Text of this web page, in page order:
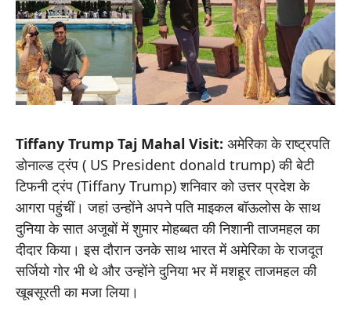
Tiffany Trump Taj Mahal Visit: अमेरिका के राष्ट्रपति
डोनाल्ड ट्रंप ( US President donald trump) की बेटी
टिफनी ट्रंप (Tiffany Trump) शनिवार को उत्तर प्रदेश के
आगरा पहुंचीं। जहां उन्होंने अपने पति माइकल बॉऊलोस के साथ
दुनिया के सात अजूबों में शुमार मोहब्बत की निशानी ताजमहल का
दीदार किया। इस दौरान उनके साथ भारत में अमेरिका के राजदूत
सर्जियो गोर भी थे और उन्होंने दुनिया भर में मशहूर ताजमहल की
खूबसूरती का मजा लिया।